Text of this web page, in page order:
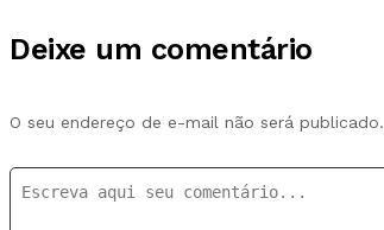
Deixe um comentário
O seu endereço de e-mail não será publicado.